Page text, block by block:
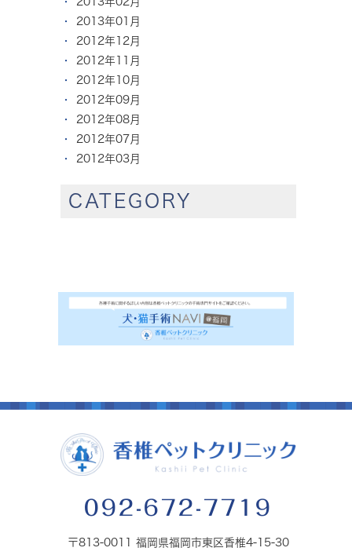
2013年01月
2012年12月
2012年11月
2012年10月
2012年09月
2012年08月
2012年07月
2012年03月
CATEGORY
092-672-7719
〒813-0011 福岡県福岡市東区香椎4-15-30